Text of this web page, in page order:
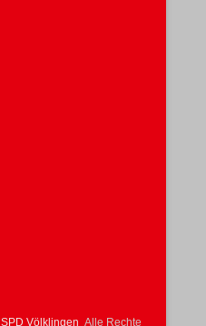
SPD Völklingen Alle Rechte